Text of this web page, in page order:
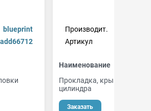
blueprint
add66712
Производит.
Артикул
Наименование
Прокладка, крышка
цилиндра
Заказать